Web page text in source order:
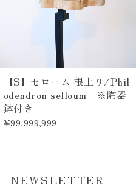
【S】セローム 根上り/Phil
odendron selloum ※陶器
鉢付き
¥99,999,999
NEWSLETTER